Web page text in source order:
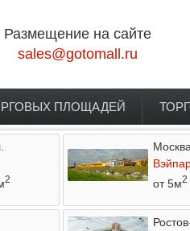
Размещение на сайте
sales@gotomall.ru
ПЛОЩАДЕЙ
2
Москва
от 5м2